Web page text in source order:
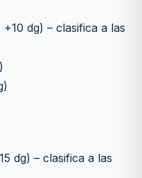
dg) – clasifica a las
dg) – clasifica a las